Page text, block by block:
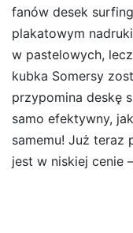
fanów desek
plakatowym
w pastelowych,
kubka Somersy
przypomina deskę
samo efektywny,
samemu! Już teraz
jest w niskiej cenie